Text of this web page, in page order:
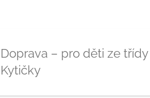
Doprava – pro děti ze třídy
Kytičky